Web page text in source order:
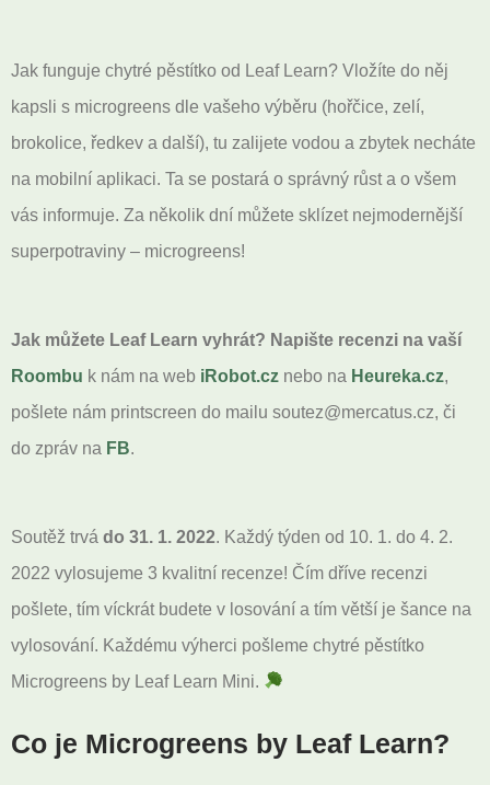
Jak funguje chytré pěstítko od Leaf Learn? Vložíte do něj
kapsli s microgreens dle vašeho výběru (hořčice, zelí,
brokolice, ředkev a další), tu zalijete vodou a zbytek necháte
na mobilní aplikaci. Ta se postará o správný růst a o všem
vás informuje. Za několik dní můžete sklízet nejmodernější
superpotraviny – microgreens!
Jak můžete Leaf Learn vyhrát? Napište recenzi na vaší
Roombu k nám na web iRobot.cz nebo na Heureka.cz,
pošlete nám printscreen do mailu soutez@mercatus.cz, či
do zpráv na FB.
Soutěž trvá do 31. 1. 2022. Každý týden od 10. 1. do 4. 2.
2022 vylosujeme 3 kvalitní recenze! Čím dříve recenzi
pošlete, tím víckrát budete v losování a tím větší je šance na
vylosování. Každému výherci pošleme chytré pěstítko
Microgreens by Leaf Learn Mini.
Co je Microgreens by Leaf Learn?